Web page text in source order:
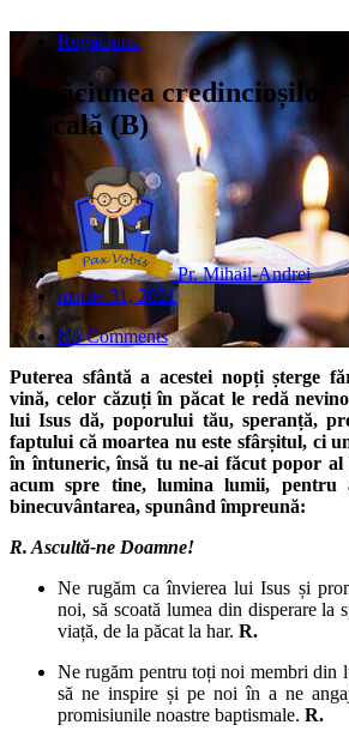
Rugăciunii
Rugăciunea credincioșilor
Pascală (B)
Pr. Mihail-Andrei
martie 31, 2021
No Comments
Puterea sfântă a acestei nopți șterge
vină, celor căzuți în păcat le redă
lui Isus dă, poporului tău, speranță,
faptului că moartea nu este sfârșitul, ci
în întuneric, însă tu ne-ai făcut popor
acum spre tine, lumina lumii, pentru
binecuvântarea, spunând împreună:
R. Ascultă-ne Doamne!
Ne rugăm ca învierea lui Isus și
noi, să scoată lumea din disperare la
viață, de la păcat la har. R.
Ne rugăm pentru toți noi membri din
să ne inspire și pe noi în a ne
promisiunile noastre baptismale. R.